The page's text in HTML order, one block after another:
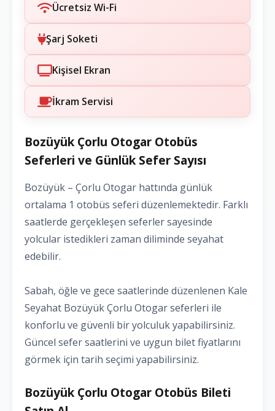
Ücretsiz Wi-Fi
Şarj Soketi
Kişisel Ekran
İkram Servisi
Bozüyük Çorlu Otogar Otobüs
Seferleri ve Günlük Sefer Sayısı
Bozüyük – Çorlu Otogar hattında günlük
ortalama 1 otobüs seferi düzenlemektedir. Farklı
saatlerde gerçekleşen seferler sayesinde
yolcular istedikleri zaman diliminde seyahat
edebilir.
Sabah, öğle ve gece saatlerinde düzenlenen Kale
Seyahat Bozüyük Çorlu Otogar seferleri ile
konforlu ve güvenli bir yolculuk yapabilirsiniz.
Güncel sefer saatlerini ve uygun bilet fiyatlarını
görmek için tarih seçimi yapabilirsiniz.
Bozüyük Çorlu Otogar Otobüs Bileti